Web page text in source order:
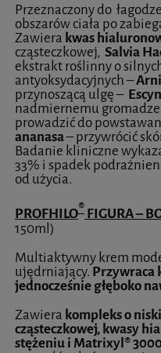
Przeznaczony do
obszarów ciała po
Zawiera kwas
cząsteczkowej, Salvia
ekstrakt roślinny o
antyoksydacyjnych –
przynoszącą ulgę –
nadmiernemu
prowadzić do
ananasa– przywrócić
Badanie kliniczne
33% i spadek
od użycia.
PROFHILO®FIGURA –
150ml)
Multiaktywny krem
ujędrniający. Przywraca
jednocześnie głęboko
Zawiera kompleks o
cząsteczkowej, kwasy
stężeniu i Matrixyl® 3000